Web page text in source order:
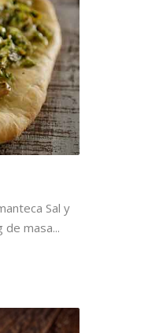
Sal y
masa...